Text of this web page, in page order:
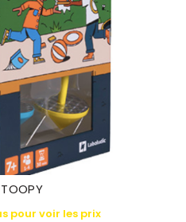
pour voir les prix